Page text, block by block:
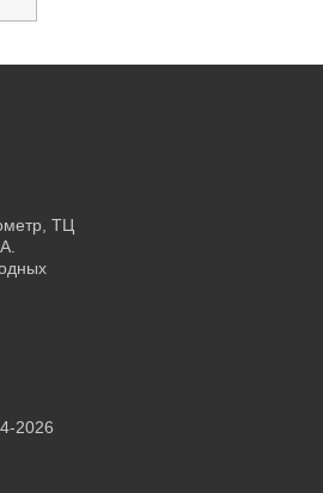
ТЦ
2026